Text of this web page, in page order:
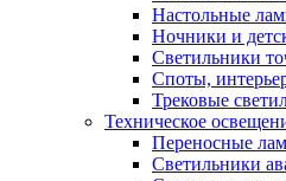
Настольные
Ночники и
Светильники
Споты,
Трековые
Техническое
Переносные
Светильники